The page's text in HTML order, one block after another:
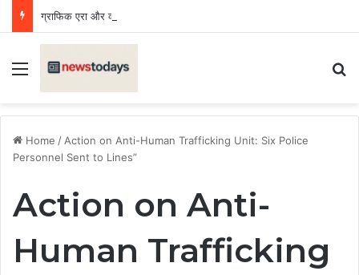
Menu
Home / Action on Anti-Human Trafficking Unit: Six Police
Personnel Sent to Lines”
Action on Anti-
Human Trafficking